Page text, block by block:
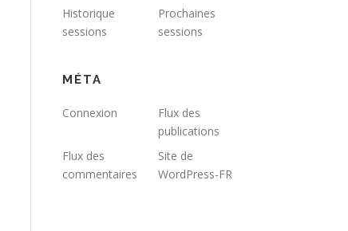
Historique
sessions
Prochaines
sessions
MÉTA
Connexion
Flux des
publications
Flux des
commentaires
Site de
WordPress-FR